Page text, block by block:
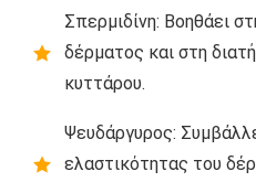
Σπερμιδίνη: Βοηθάει
δέρματος και στη
κυττάρου.
Ψευδάργυρος:
ελαστικότητας του